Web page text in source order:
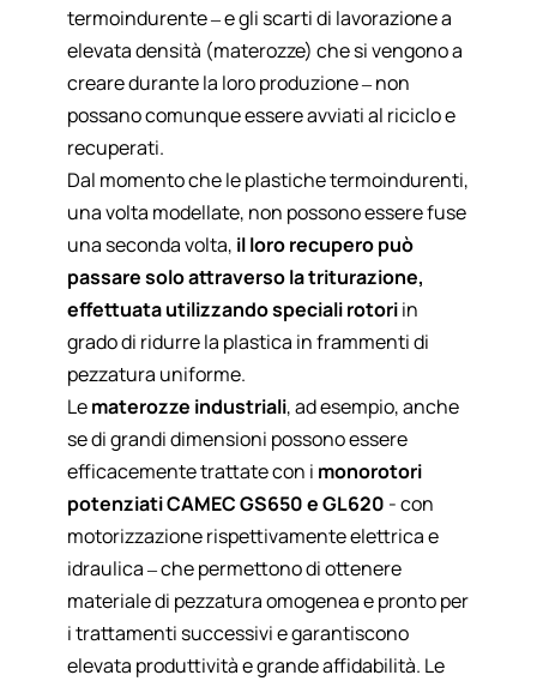
termoindurente – e gli scarti di lavorazione a
elevata densità (materozze) che si vengono a
creare durante la loro produzione – non
possano comunque essere avviati al riciclo e
recuperati.
Dal momento che le plastiche termoindurenti,
una volta modellate, non possono essere fuse
una seconda volta, il loro recupero può
passare solo attraverso la triturazione,
effettuata utilizzando speciali rotoriin
grado di ridurre la plastica in frammenti di
pezzatura uniforme.
Lematerozze industriali, ad esempio, anche
se di grandi dimensioni possono essere
efficacemente trattate con i monorotori
potenziati CAMEC GS650 e GL620 - con
motorizzazione rispettivamente elettrica e
idraulica – che permettono di ottenere
materiale di pezzatura omogenea e pronto per
i trattamenti successivi e garantiscono
elevata produttività e grande affidabilità. Le